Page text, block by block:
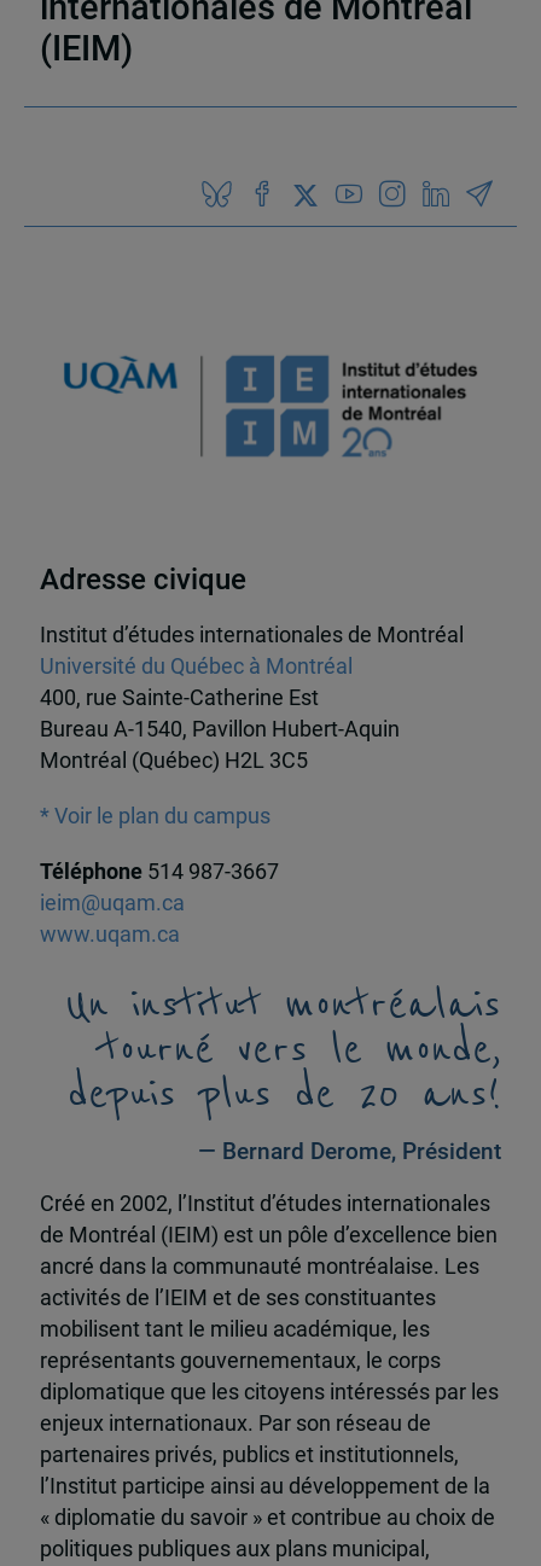
(IEIM)
Adresse civique
Institut d’études internationales de Montréal
Université du Québec à Montréal
400, rue Sainte-Catherine Est
Bureau A-1540, Pavillon Hubert-Aquin
Montréal (Québec) H2L 3C5
* Voir le plan du campus
Téléphone 514 987-3667
ieim@uqam.ca
www.uqam.ca
Un institut montréalais
tourné vers le monde,
depuis plus de 20 ans!
— Bernard Derome, Président
Créé en 2002, l’Institut d’études internationales
de Montréal (IEIM) est un pôle d’excellence bien
ancré dans la communauté montréalaise. Les
activités de l’IEIM et de ses constituantes
mobilisent tant le milieu académique, les
représentants gouvernementaux, le corps
diplomatique que les citoyens intéressés par les
enjeux internationaux. Par son réseau de
partenaires privés, publics et institutionnels,
l’Institut participe ainsi au développement de la
« diplomatie du savoir » et contribue au choix de
politiques publiques aux plans municipal,